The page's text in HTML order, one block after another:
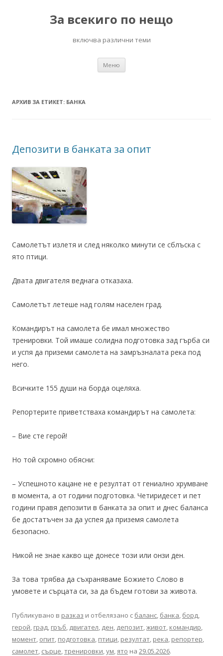
За всекиго по нещо
включва различни теми
Меню
АРХИВ ЗА ЕТИКЕТ: БАНКА
Депозити в банката за опит
Самолетът излетя и след няколко минути се сблъска с
ято птици.
Двата двигателя веднага отказаха.
Самолетът летеше над голям населен град.
Командирът на самолета бе имал множество
тренировки. Той имаше солидна подготовка зад гърба си
и успя да приземи самолета на замръзналата река под
него.
Всичките 155 души на борда оцеляха.
Репортерите приветстваха командирът на самолета:
– Вие сте герой!
Но той скромно обясни:
– Успешното кацане не е резултат от гениално хрумване
в момента, а от години подготовка. Четиридесет и пет
години правя депозити в банката за опит и днес баланса
бе достатъчен за да успея да приземя самолета
безопасно.
Никой не знае какво ще донесе този или онзи ден.
За това трябва да съхраняваме Божието Слово в
умовете и сърцата си, за да бъдем готови за живота.
Публикувано в разказ и отбелязано с баланс, банка, борд,
герой, град, гръб, двигател, ден, депозит,живот, командир,
момент, опит, подготовка, птици, резултат, река, репортер,
самолет, сърце,тренировки,ум,ято на 29.05.2026.